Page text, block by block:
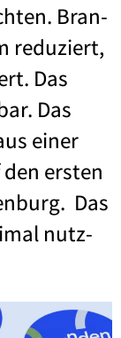
Bran­
redu­ziert,
Das
Das
einer
ers­ten
Das
nutz­